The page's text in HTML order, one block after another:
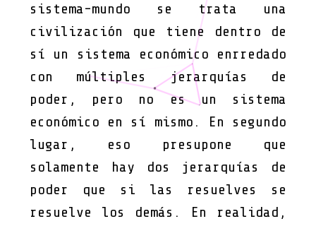
sistema-mundo se trata una
civilización que tiene dentro de
sí un sistema económico enrredado
con múltiples jerarquías de
poder, pero no es un sistema
económico en sí mismo. En segundo
lugar, eso presupone que
solamente hay dos jerarquías de
poder que si las resuelves se
resuelve los demás. En realidad,